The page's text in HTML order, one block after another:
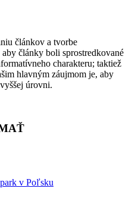
článkov a tvorbe
články boli sprostredkované
charakteru; taktiež
hlavným záujmom je, aby
úrovni.
v Poľsku